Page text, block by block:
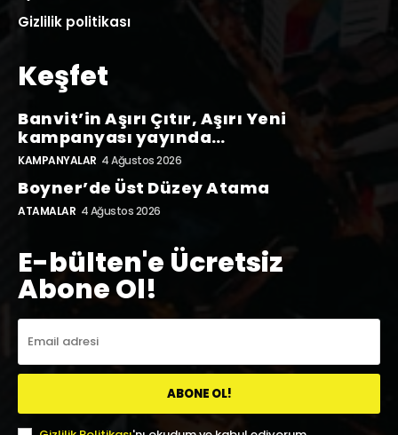
Gizlilik politikası
Keşfet
Banvit’in Aşırı Çıtır, Aşırı Yeni
kampanyası yayında…
KAMPANYALAR 4 Ağustos 2026
Boyner’de Üst Düzey Atama
ATAMALAR 4 Ağustos 2026
E-bülten'e Ücretsiz
Abone Ol!
ABONE OL!